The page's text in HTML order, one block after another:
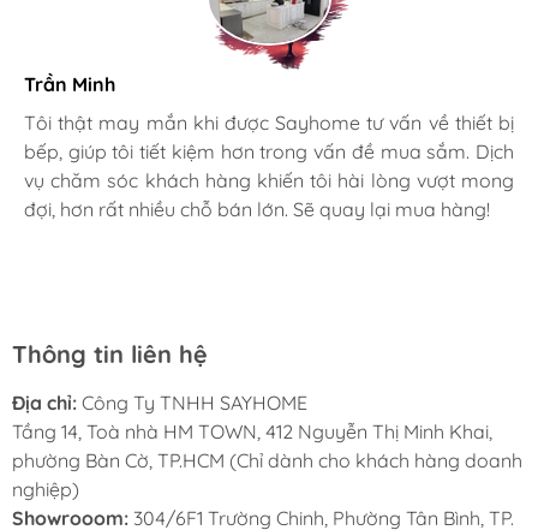
Thông số kỹ thuật của Tay nắm tủ hiện đại
SH8B29V3
Gia đình bác sĩ X.A
Mình rất mê cách nhân viên tư vấn, chăm sóc khách tận
tình, chu đáo tại Sayhome. Mình đã mua 2 máy rửa bát
cho mình và bố mẹ chồng,chất lượng ổn định. Ở đây có
Trần Minh
Tôi thật may mắn khi được Sayhome tư vấn về thiết bị
bếp, giúp tôi tiết kiệm hơn trong vấn đề mua sắm. Dịch
vụ chăm sóc khách hàng khiến tôi hài lòng vượt mong
đợi, hơn rất nhiều chỗ bán lớn. Sẽ quay lại mua hàng!
Thông tin liên hệ
Địa chỉ: Công Ty TNHH SAYHOME
Tầng 14, Toà nhà HM TOWN, 412 Nguyễn Thị Minh Khai,
phường Bàn Cờ, TP.HCM (Chỉ dành cho khách hàng doanh
nghiệp)
Showrooom: 304/6F1 Trường Chinh, Phường Tân Bình, TP.